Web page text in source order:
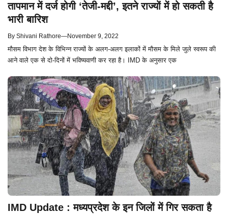
तापमान में दर्ज होगी ‘तेजी-मद्दी’, इतने राज्यों में हो सकती है
भारी बारिश
By Shivani Rathore—November 9, 2022
मौसम विभाग देश के विभिन्न राज्यों के अलग-अलग इलाकों में मौसम के मिले जुले स्वरूप की
आने वाले एक से दो-दिनों में भविष्यवाणी कर रहा है। IMD के अनुसार एक
IMD Update : मध्यप्रदेश के इन जिलों में गिर सकता है